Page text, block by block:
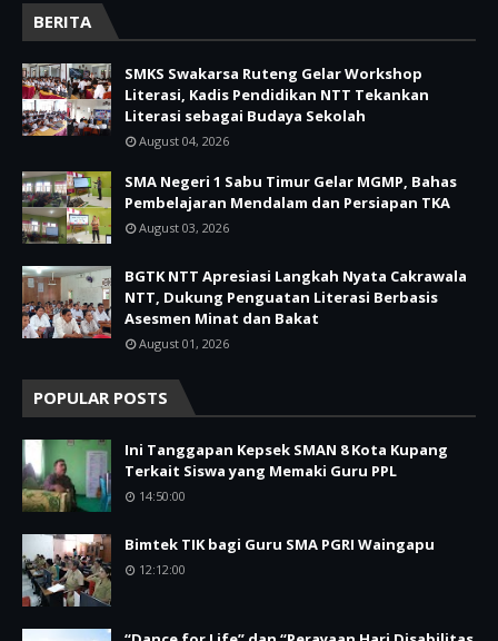
BERITA
SMKS Swakarsa Ruteng Gelar Workshop
Literasi, Kadis Pendidikan NTT Tekankan
Literasi sebagai Budaya Sekolah
August 04, 2026
SMA Negeri 1 Sabu Timur Gelar MGMP, Bahas
Pembelajaran Mendalam dan Persiapan TKA
August 03, 2026
BGTK NTT Apresiasi Langkah Nyata Cakrawala
NTT, Dukung Penguatan Literasi Berbasis
Asesmen Minat dan Bakat
August 01, 2026
POPULAR POSTS
Ini Tanggapan Kepsek SMAN 8 Kota Kupang
Terkait Siswa yang Memaki Guru PPL
14:50:00
Bimtek TIK bagi Guru SMA PGRI Waingapu
12:12:00